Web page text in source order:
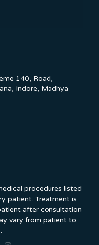
140, Road,
Indore, Madhya
procedures listed
patient. Treatment is
after consultation
vary from patient to